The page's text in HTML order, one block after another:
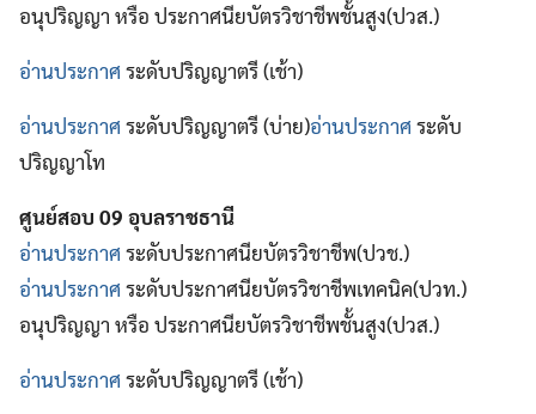
อนุปริญญา หรือ ประกาศนียบัตรวิชาชีพชั้นสูง(ปวส.)
อ่านประกาศ ระดับปริญญาตรี (เช้า)
อ่านประกาศ ระดับปริญญาตรี (บ่าย)อ่านประกาศ ระดับ
ปริญญาโท
ศูนย์สอบ 09 อุบลราชธานี
อ่านประกาศ ระดับประกาศนียบัตรวิชาชีพ(ปวช.)
อ่านประกาศ ระดับประกาศนียบัตรวิชาชีพเทคนิค(ปวท.)
อนุปริญญา หรือ ประกาศนียบัตรวิชาชีพชั้นสูง(ปวส.)
อ่านประกาศ ระดับปริญญาตรี (เช้า)